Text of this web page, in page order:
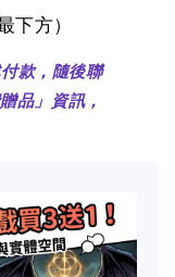
下方）
款，隨後聯
品」資訊，